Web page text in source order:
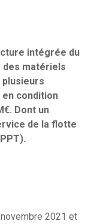
intégrée du
des matériels
en condition
Dont un
de la flotte
2021 et